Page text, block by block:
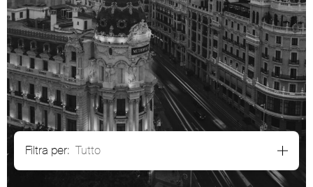
Filtra per: Tutto